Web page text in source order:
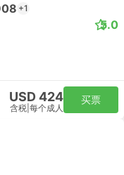
+1
5.0
USD 424
含税 每个成人
买票